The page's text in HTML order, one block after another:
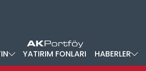
YATIRIM FONLARI HABERLER